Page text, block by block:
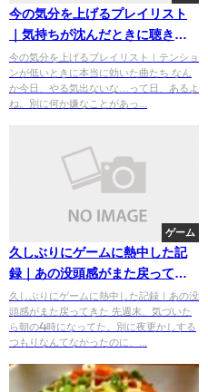
今の気分を上げるプレイリスト
｜気持ちが沈んだときに聴きた
い厳選曲まとめ
今の気分を上げるプレイリスト｜テンショ
ンが低いときに本当に効いた曲たち なん
か今日、やる気出ないな…って日、あるよ
ね。別に何か嫌なことがあっ...
ゲーム
久しぶりにゲームに熱中した記
録｜あの没頭感がまた戻ってき
た
久しぶりにゲームに熱中した記録｜あの没
頭感がまた戻ってきた 先週末、気づいた
ら朝の4時になってた。別に夜更かしする
つもりなんてなかったのに、...